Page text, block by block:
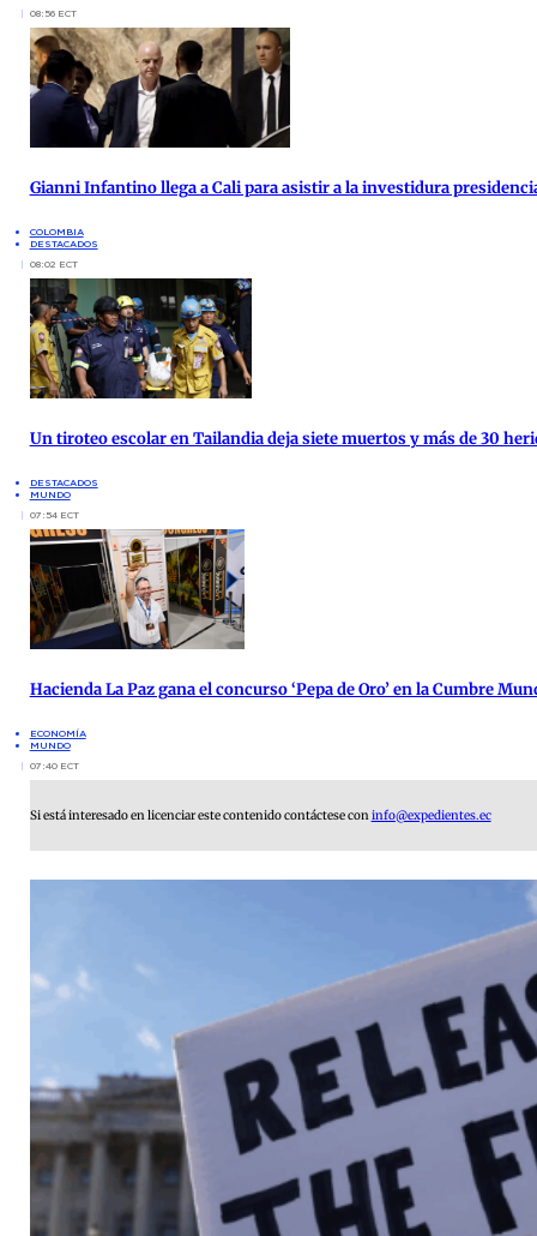
08:56 ECT
Gianni Infantino llega a Cali para asistir a la investidura
COLOMBIA
DESTACADOS
08:02 ECT
Un tiroteo escolar en Tailandia deja siete muertos y más de 30
DESTACADOS
MUNDO
07:54 ECT
Hacienda La Paz gana el concurso ‘Pepa de Oro’ en la Cumbre
ECONOMÍA
MUNDO
07:40 ECT
Si está interesado en licenciar este contenido contáctese con info@expedientes.ec